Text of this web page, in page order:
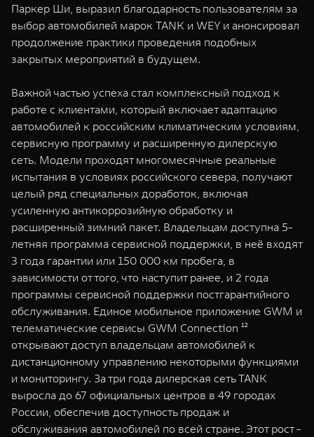
Паркер Ши, выразил благодарность пользователям за
выбор автомобилей марок TANK и WEY и анонсировал
продолжение практики проведения подобных
закрытых мероприятий в будущем.
Важной частью успеха стал комплексный подход к
работе с клиентами, который включает адаптацию
автомобилей к российским климатическим условиям,
сервисную программу и расширенную дилерскую
сеть. Модели проходят многомесячные реальные
испытания в условиях российского севера, получают
целый ряд специальных доработок, включая
усиленную антикоррозийную обработку и
расширенный зимний пакет. Владельцам доступна 5-
летняя программа сервисной поддержки, в неё входят
3 года гарантии или 150 000 км пробега, в
зависимости от того, что наступит ранее, и 2 года
программы сервисной поддержки постгарантийного
обслуживания. Единое мобильное приложение GWM и
телематические сервисы GWM Connection ¹²
открывают доступ владельцам автомобилей к
дистанционному управлению некоторыми функциями
и мониторингу. За три года дилерская сеть TANK
выросла до 67 официальных центров в 49 городах
России, обеспечив доступность продаж и
обслуживания автомобилей по всей стране. Этот рост -